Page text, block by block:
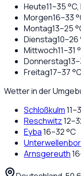
Heute11–35°C,
Morgen16–33
Montag13–25
Dienstag10–26
Mittwoch11–31
Donnerstag13–
Freitag17–37
Wetter in der
Schloßkulm11–
Reschwitz12–
Eyba16–32°C
Arnsgereuth16